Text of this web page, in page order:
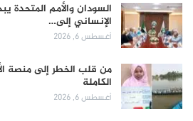
السودان والأمم المتحدة
الإنساني إلى…
أغسطس 6, 2026
من قلب الخطر إلى منصة
الكاملة
أغسطس 6, 2026